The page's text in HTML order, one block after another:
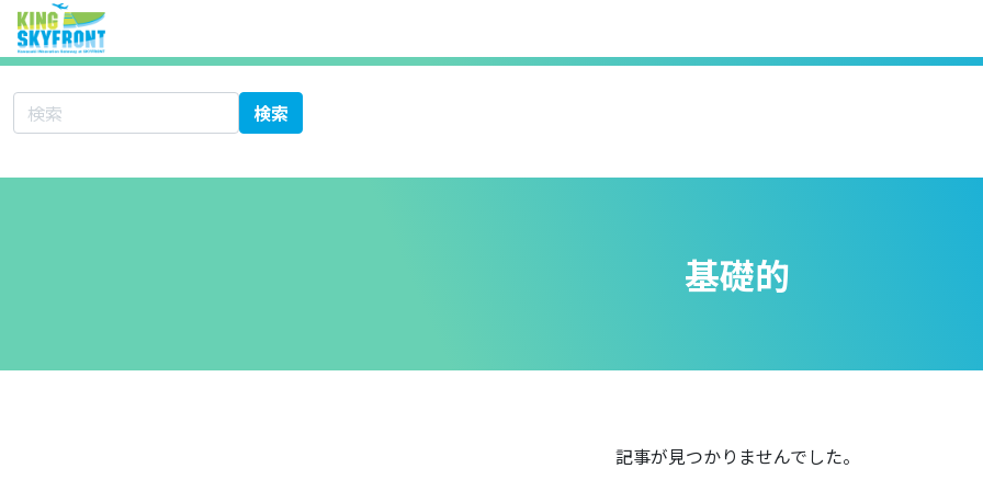
サイト内検索 検索
基礎的
記事が見つかりませんでした。